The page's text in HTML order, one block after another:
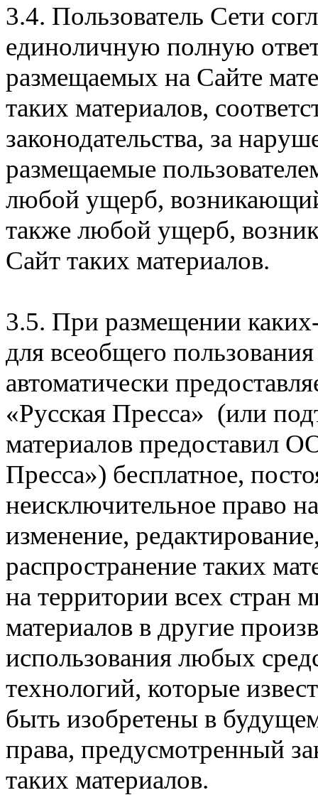
3.4. Пользователь Сети
единоличную полную
размещаемых на Сайте
таких материалов,
законодательства, за
размещаемые
любой ущерб,
также любой ущерб,
Сайт таких материалов.
3.5. При размещении
для всеобщего
автоматически
«Русская Пресса» (или
материалов предоставил
Пресса») бесплатное,
неисключительное право
изменение,
распространение таких
на территории всех стран
материалов в другие
использования любых
технологий, которые
быть изобретены в
права, предусмотренный
таких материалов.